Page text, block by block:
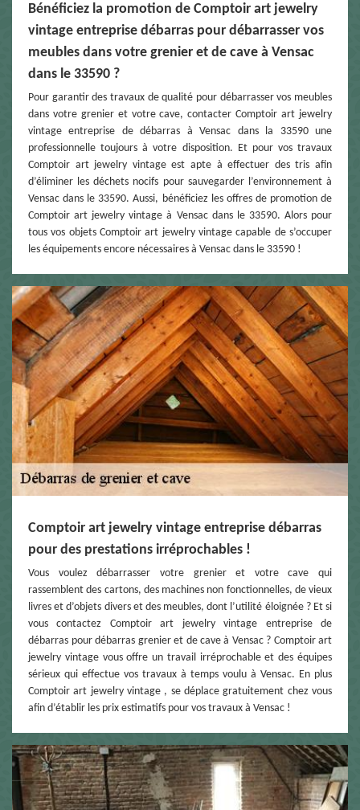
Bénéficiez la promotion de Comptoir art jewelry
vintage entreprise débarras pour débarrasser vos
meubles dans votre grenier et de cave à Vensac
dans le 33590 ?
Pour garantir des travaux de qualité pour débarrasser vos meubles
dans votre grenier et votre cave, contacter Comptoir art jewelry
vintage entreprise de débarras à Vensac dans la 33590 une
professionnelle toujours à votre disposition. Et pour vos travaux
Comptoir art jewelry vintage est apte à effectuer des tris afin
d’éliminer les déchets nocifs pour sauvegarder l’environnement à
Vensac dans le 33590. Aussi, bénéficiez les offres de promotion de
Comptoir art jewelry vintage à Vensac dans le 33590. Alors pour
tous vos objets Comptoir art jewelry vintage capable de s’occuper
les équipements encore nécessaires à Vensac dans le 33590 !
Comptoir art jewelry vintage entreprise débarras
pour des prestations irréprochables !
Vous voulez débarrasser votre grenier et votre cave qui
rassemblent des cartons, des machines non fonctionnelles, de vieux
livres et d’objets divers et des meubles, dont l’utilité éloignée ? Et si
vous contactez Comptoir art jewelry vintage entreprise de
débarras pour débarras grenier et de cave à Vensac ? Comptoir art
jewelry vintage vous offre un travail irréprochable et des équipes
sérieux qui effectue vos travaux à temps voulu à Vensac. En plus
Comptoir art jewelry vintage , se déplace gratuitement chez vous
afin d’établir les prix estimatifs pour vos travaux à Vensac !